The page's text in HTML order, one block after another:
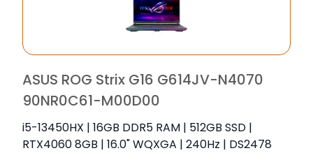
ASUS ROG Strix G16 G614JV-N4070
90NR0C61-M00D00
i5-13450HX | 16GB DDR5 RAM | 512GB SSD |
RTX4060 8GB | 16.0" WQXGA | 240Hz | DS2478